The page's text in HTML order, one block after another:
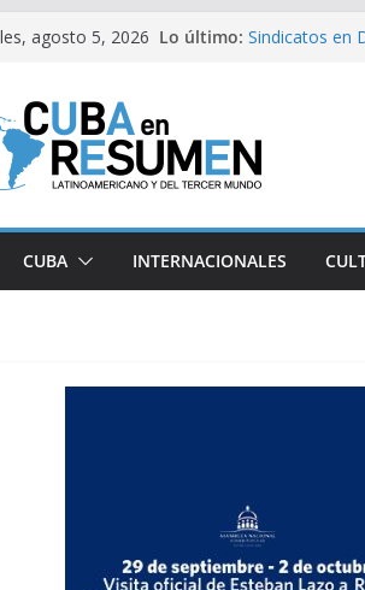
agosto 5, 2026 Lo último: Sindicatos en
Brasil retira a
Argentina
CUBA INTERNACIONALES